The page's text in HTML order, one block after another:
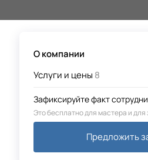
О компании
Услуги и цены 8
Зафиксируйте факт
Это бесплатно для мастера и для
Предложить